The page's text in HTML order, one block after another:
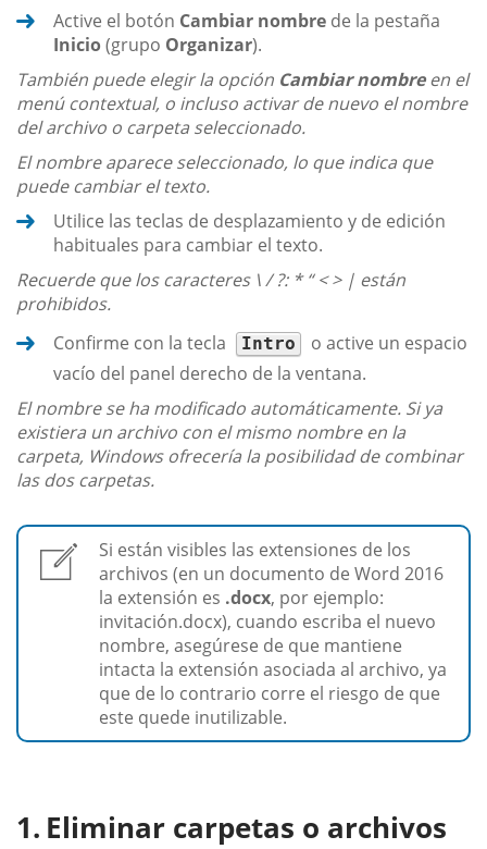
Active el botón Cambiar nombre de la pestaña
Inicio(grupo Organizar).
También puede elegir la opción Cambiar nombreen el
menú contextual, o incluso activar de nuevo el nombre
del archivo o carpeta seleccionado.
El nombre aparece seleccionado, lo que indica que
puede cambiar el texto.
Utilice las teclas de desplazamiento y de edición
habituales para cambiar el texto.
Recuerde que los caracteres \ / ?: * “ < > | están
prohibidos.
Confirme con la tecla
Intro
o active un espacio
vacío del panel derecho de la ventana.
El nombre se ha modificado automáticamente. Si ya
existiera un archivo con el mismo nombre en la
carpeta, Windows ofrecería la posibilidad de combinar
las dos carpetas.
Si están visibles las extensiones de los
archivos (en un documento de Word 2016
la extensión es .docx, por ejemplo:
invitación.docx), cuando escriba el nuevo
nombre, asegúrese de que mantiene
intacta la extensión asociada al archivo, ya
que de lo contrario corre el riesgo de que
este quede inutilizable.
Eliminar carpetas o archivos